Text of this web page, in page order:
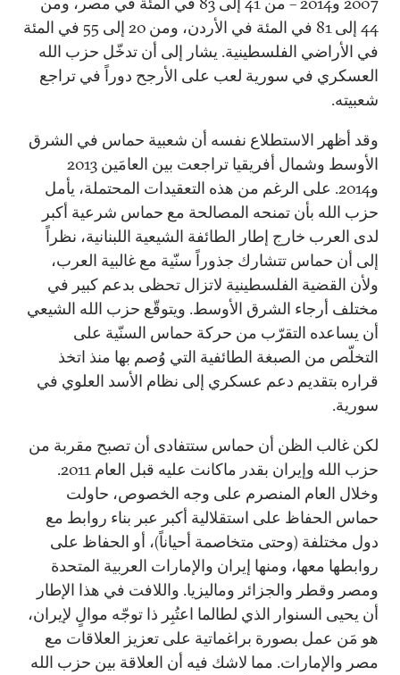
44 إلى 81 في المئة في الأردن، ومن 20 إلى 55 في المئة
في الأراضي الفلسطينية. يشار إلى أن تدخّل حزب الله
العسكري في سورية لعب على الأرجح دوراً في تراجع
شعبيته.
وقد أظهر الاستطلاع نفسه أن شعبية حماس في الشرق
الأوسط وشمال أفريقيا تراجعت بين العامَين 2013
و2014. على الرغم من هذه التعقيدات المحتملة، يأمل
حزب الله بأن تمنحه المصالحة مع حماس شرعية أكبر
لدى العرب خارج إطار الطائفة الشيعية اللبنانية، نظراً
إلى أن حماس تتشارك جذوراً سنّية مع غالبية العرب،
ولأن القضية الفلسطينية لاتزال تحظى بدعم كبير في
مختلف أرجاء الشرق الأوسط. ويتوقّع حزب الله الشيعي
أن يساعده التقرّب من حركة حماس السنّية على
التخلّص من الصبغة الطائفية التي وُصم بها منذ اتخذ
قراره بتقديم دعم عسكري إلى نظام الأسد العلوي في
سورية.
لكن غالب الظن أن حماس ستتفادى أن تصبح مقربة من
حزب الله وإيران بقدر ماكانت عليه قبل العام 2011.
وخلال العام المنصرم على وجه الخصوص، حاولت
حماس الحفاظ على استقلالية أكبر عبر بناء روابط مع
دول مختلفة (وحتى متخاصمة أحياناً)، أو الحفاظ على
روابطها معها، ومنها إيران والإمارات العربية المتحدة
ومصر وقطر والجزائر وماليزيا. واللافت في هذا الإطار
أن يحيى السنوار الذي لطالما اعتُبِر ذا توجّه موالٍ لإيران،
هو مَن عمل بصورة براغماتية على تعزيز العلاقات مع
مصر والإمارات. مما لاشك فيه أن العلاقة بين حزب الله